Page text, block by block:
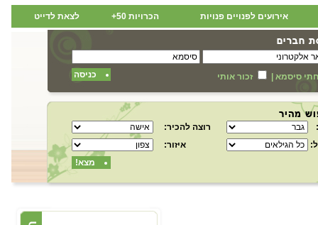
אירועים לפנויים פנויות הכרויות 50+ לצאת לדייט
סיסמא זכור אותי כניסה
רוצה להכיר:
איזור:
מצא!